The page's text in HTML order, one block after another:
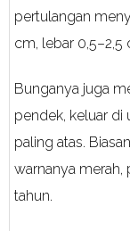
pertulangan
cm, lebar 0,5–2,5
Bunganya juga
pendek, keluar di
paling atas.
warnanya merah,
tahun.